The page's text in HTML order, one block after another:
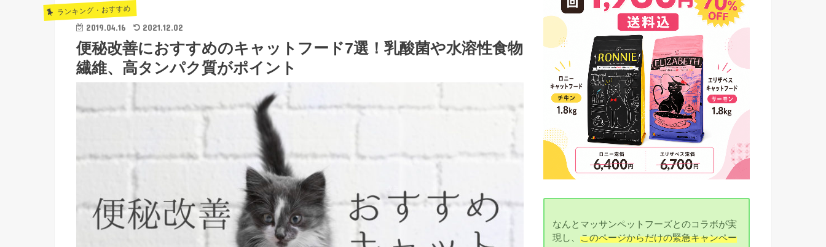
ランキング・おすすめ
2019.04.16 2021.12.02
便秘改善におすすめのキャットフード7選！乳酸菌や水溶性食物
繊維、高タンパク質がポイント
なんとマッサンペットフーズとのコラボが実
現し、このページからだけの緊急キャンペー